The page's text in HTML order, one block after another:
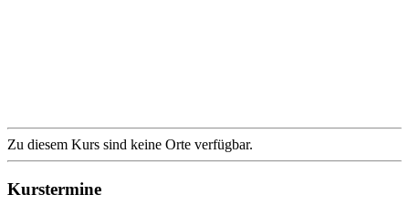
Zu diesem Kurs sind keine Orte verfügbar.
Kurstermine